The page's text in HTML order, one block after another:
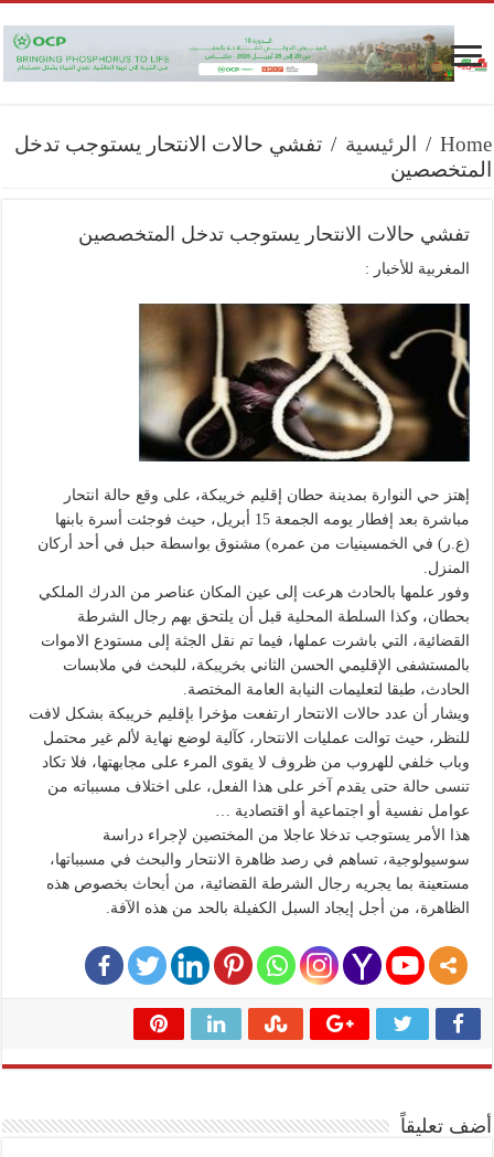
Home
/ الرئيسية / تفشي حالات الانتحار يستوجب تدخل
المتخصصين
تفشي حالات الانتحار يستوجب تدخل المتخصصين
المغربية للأخبار :
إهتز حي النوارة بمدينة حطان إقليم خريبكة، على وقع حالة انتحار
مباشرة بعد إفطار يومه الجمعة 15 أبريل، حيث فوجئت أسرة بابنها
(ع.ر) في الخمسينيات من عمره) مشنوق بواسطة حبل في أحد أركان
المنزل.
وفور علمها بالحادث هرعت إلى عين المكان عناصر من الدرك الملكي
بحطان، وكذا السلطة المحلية قبل أن يلتحق بهم رجال الشرطة
القضائية، التي باشرت عملها، فيما تم نقل الجثة إلى مستودع الاموات
بالمستشفى الإقليمي الحسن الثاني بخريبكة، للبحث في ملابسات
الحادث، طبقا لتعليمات النيابة العامة المختصة.
ويشار أن عدد حالات الانتحار ارتفعت مؤخرا بإقليم خريبكة بشكل لافت
للنظر، حيث توالت عمليات الانتحار، كآلية لوضع نهاية لألم غير محتمل
وباب خلفي للهروب من ظروف لا يقوى المرء على مجابهتها، فلا تكاد
تنسى حالة حتى يقدم آخر على هذا الفعل، على اختلاف مسبباته من
عوامل نفسية أو اجتماعية أو اقتصادية …
هذا الأمر يستوجب تدخلا عاجلا من المختصين لإجراء دراسة
سوسيولوجية، تساهم في رصد ظاهرة الانتحار والبحث في مسبباتها،
مستعينة بما يجريه رجال الشرطة القضائية، من أبحاث بخصوص هذه
الظاهرة، من أجل إيجاد السبل الكفيلة بالحد من هذه الآفة.
أضف تعليقاً